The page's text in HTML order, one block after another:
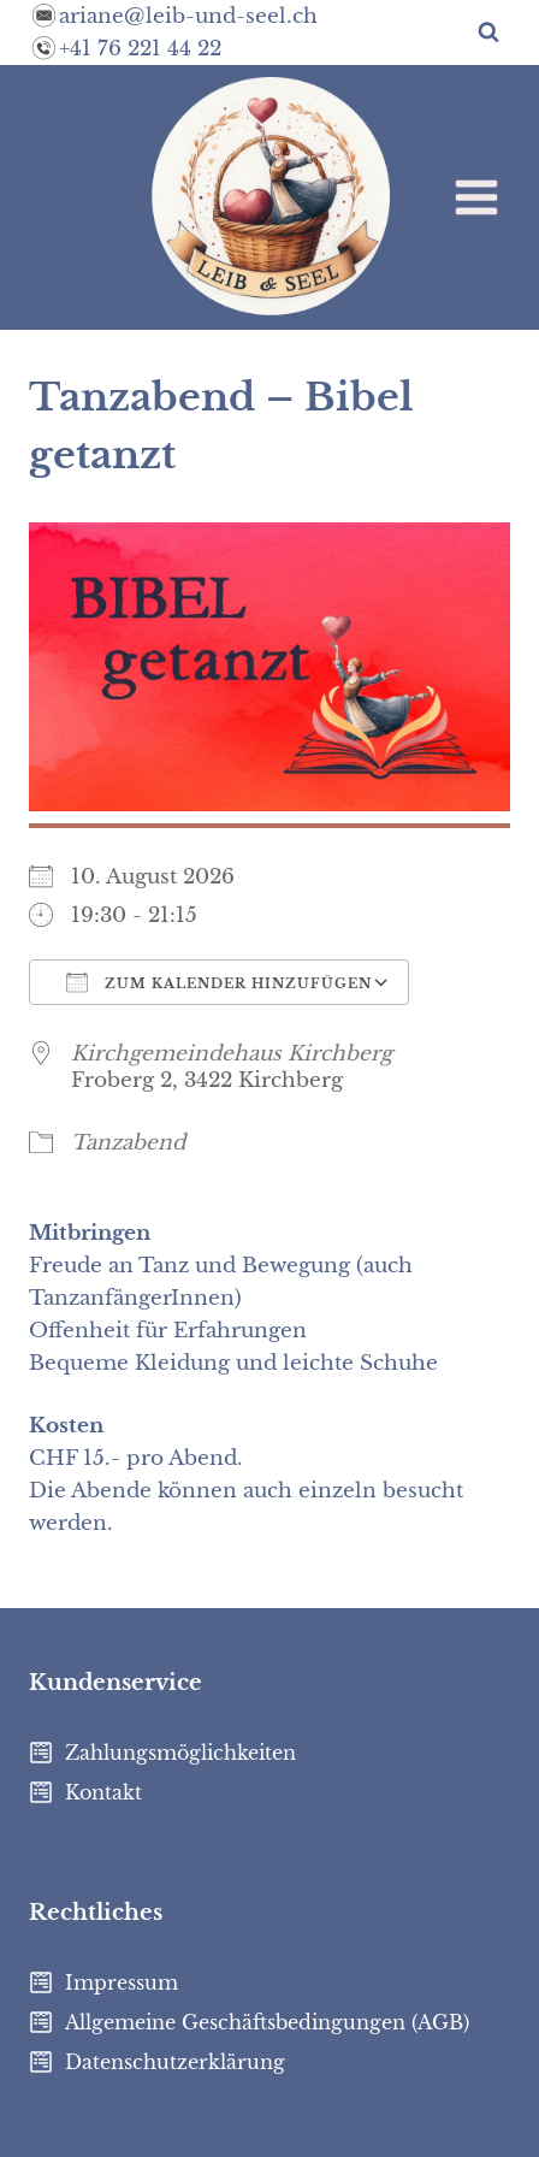
Zum
Inhalt
ariane@leib-und-seel.ch
+41 76 221 44 22
Tanzabend – Bibel
getanzt
10. August 2026
19:30 - 21:15
ZUM KALENDER HINZUFÜGEN
Kirchgemeindehaus Kirchberg
Froberg 2, 3422 Kirchberg
Tanzabend
Mitbringen
Freude an Tanz und Bewegung (auch
TanzanfängerInnen)
Offenheit für Erfahrungen
Bequeme Kleidung und leichte Schuhe
Kosten
CHF 15.- pro Abend.
Die Abende können auch einzeln besucht
werden.
Kundenservice
Zahlungsmöglichkeiten
Kontakt
Rechtliches
Impressum
Allgemeine Geschäftsbedingungen (AGB)
Datenschutzerklärung